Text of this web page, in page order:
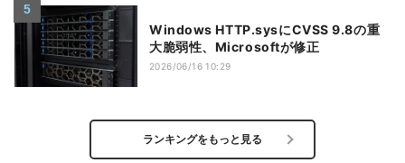
Windows HTTP.sysにCVSS 9.8の重
大脆弱性、Microsoftが修正
2026/06/16 10:29
ランキングをもっと見る